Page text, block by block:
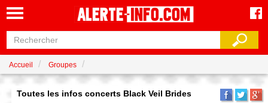
Accueil Groupes
Toutes les infos concerts Black Veil Brides